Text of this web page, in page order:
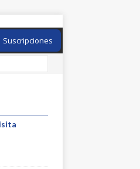
Suscripciones